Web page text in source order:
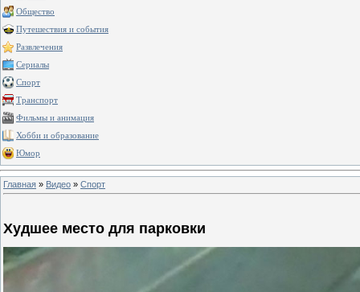
Общество
Путешествия и события
Развлечения
Сериалы
Спорт
Транспорт
Фильмы и анимация
Хобби и образование
Юмор
Главная » Видео » Спорт
Худшее место для парковки